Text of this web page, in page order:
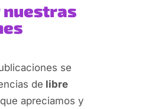
se
de libre
apreciamos y